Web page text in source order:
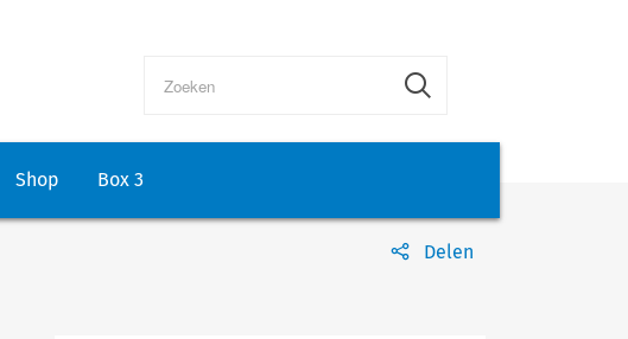
Shop Box 3
Delen